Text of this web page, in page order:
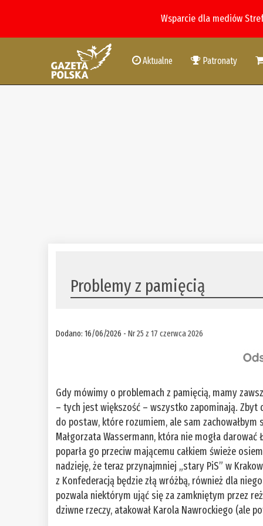
Wsparcie dla mediów
Aktualne Patronaty
Problemy z pamięcią
Dodano: 16/06/2026 -Nr 25 z 17 czerwca 2026
Gdy mówimy o problemach z pamięcią, mamy
– tych jest większość – wszystko zapominają.
do postaw, które rozumiem, ale sam
Małgorzata Wassermann, która nie mogła
poparła go przeciw mającemu całkiem świeże
nadzieję, że teraz przynajmniej „stary PiS” w
z Konfederacją będzie złą wróżbą, również dla
pozwala niektórym ująć się za zamkniętym przez
dziwne rzeczy, atakował Karola Nawrockiego (ale